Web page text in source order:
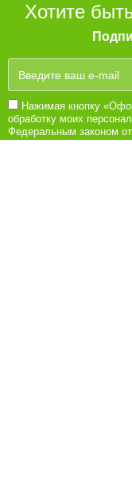
Хотите
Нажимая кнопку
обработку моих
Федеральным законом